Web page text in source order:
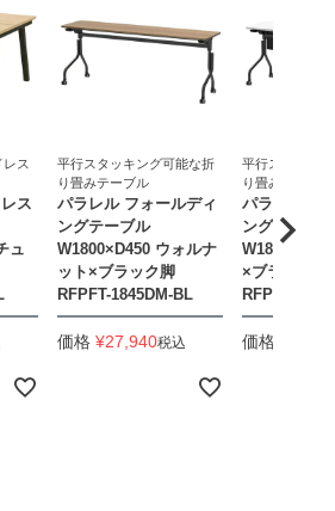
ス
ス
ュ
平行スタッキング可能な折
り畳みテーブル
パラレル フォールディ
ングテーブル
W1800×D450 ウォルナ
ット×ブラック脚
RFPFT-1845DM-BL
価格 ¥27,940税込
平行スタッキ
り畳みテーブル
パラレル フ
ングテーブル
×ブラック脚
RFPFT-
価格